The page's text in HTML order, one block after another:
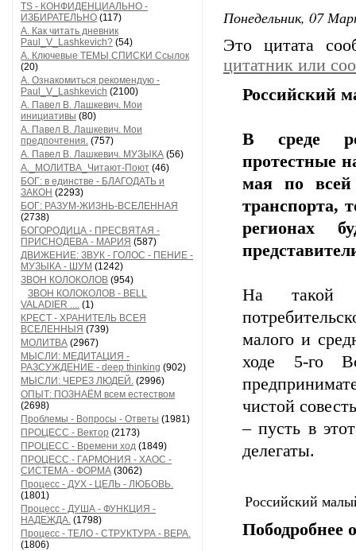
TS - КОНФИДЕНЦИАЛЬНО -
ИЗБИРАТЕЛЬНО (117)
А. Как читать дневник
Paul_V_Lashkevich? (54)
А. Ключевые ТЕМЫ СПИСКИ Ссылок
(20)
А. Ознакомиться рекомендую -
Paul_V_Lashkevich (2100)
А. Павел В. Лашкевич. Мои
инициативы (80)
А. Павел В. Лашкевич. Мои
предпочтения. (757)
А. Павел В. Лашкевич. МУЗЫКА (56)
А._МОЛИТВА_Читают-Поют (46)
БОГ: в единстве - БЛАГОДАТЬ и
ЗАКОН (2293)
БОГ: РАЗУМ-ЖИЗНЬ-ВСЕЛЕННАЯ
(2738)
БОГОРОДИЦА - ПРЕСВЯТАЯ -
ПРИСНОДЕВА - МАРИЯ (587)
ДВИЖЕНИЕ: ЗВУК - ГОЛОС - ПЕНИЕ -
МУЗЫКА - ШУМ (1242)
ЗВОН КОЛОКОЛОВ (954)
ЗВОН КОЛОКОЛОВ - BELL
VALADIER .... (1)
КРЕСТ - ХРАНИТЕЛЬ ВСЕЯ
ВСЕЛЕННЫЯ (739)
МОЛИТВА (2967)
МЫСЛИ: МЕДИТАЦИЯ -
РАЗСУЖДЕНИЕ - deep thinking (902)
МЫСЛИ: ЧЕРЕЗ ЛЮДЕЙ. (2996)
ОПЫТ: ПОЗНАЁМ всем естеством
(2698)
Проблемы - Вопросы - Ответы (1981)
ПРОЦЕСС - Вектор (2173)
ПРОЦЕСС - Времени ход (1849)
ПРОЦЕСС - ГАРМОНИЯ - ХАОС -
СИСТЕМА - ФОРМА (3062)
Процесс - ДУХ - ЦЕЛЬ - ЛЮБОВЬ.
(1801)
Процесс - ДУША - ФУНКЦИЯ -
НАДЕЖДА. (1798)
Процесс - ТЕЛО - СТРУКТУРА - ВЕРА.
(1806)
Понедельник, 07
Это цитата
цитатник или
Российский
В среде
протестные
мая по всей
транспорта,
регионах
На такой
малого и
ходе 5-го
чистой
– пусть в
делегаты.
Российский
Пободробнее